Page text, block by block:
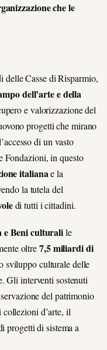
che le
delle Casse di Risparmio,
dell’arte e della
e valorizzazione del
progetti che mirano
di un vasto
Fondazioni, in questo
italianae la
la tutela del
di tutti i cittadini.
Beni culturalile
oltre7,5 miliardi di
sviluppo culturale delle
Gli interventi sostenuti
del patrimonio
d’arte, il
progetti di sistema a